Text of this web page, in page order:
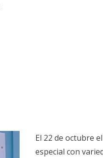
El 22 de octubre
especial con